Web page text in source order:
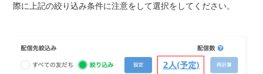
際に上記の絞り込み条件に注意をして選択をしてください。